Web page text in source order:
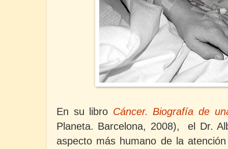
En su libro Cáncer. Biografía de
Planeta. Barcelona, 2008), el Dr.
aspecto más humano de la